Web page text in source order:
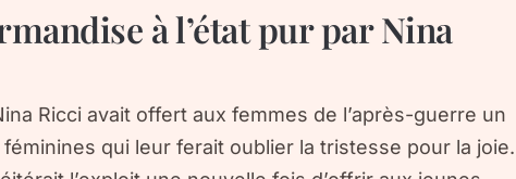
à l’état pur par Nina
Ricci avait offert aux femmes de l’après-guerre un
qui leur ferait oublier la tristesse pour la joie.